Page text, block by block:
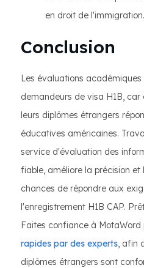
en droit de l'immigration.
Conclusion
Les évaluations
demandeurs de visa H1B,
leurs diplômes étrangers
éducatives américaines.
service d'évaluation des
fiable, améliore la précision
chances de répondre aux
l'enregistrement H1B CAP.
Faites confiance à MotaWord
rapides par des experts, afin
diplômes étrangers sont